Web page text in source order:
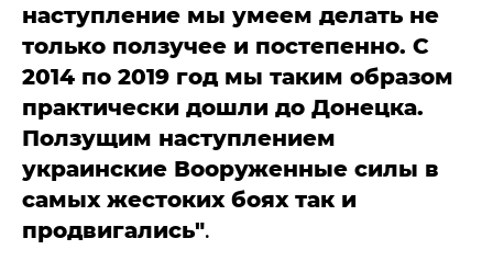
наступление мы умеем делать не
только ползучее и постепенно. С
2014 по 2019 год мы таким образом
практически дошли до Донецка.
Ползущим наступлением
украинские Вооруженные силы в
самых жестоких боях так и
продвигались".